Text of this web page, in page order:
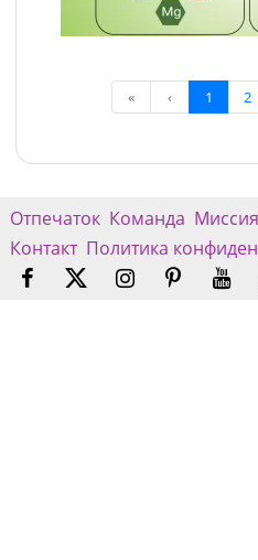
« ‹ 1 2
Отпечаток Команда Миссия
Контакт Политика